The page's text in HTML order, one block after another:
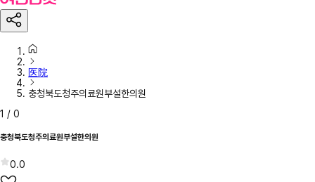
医院
충청북도청주의료원부설한의원
1 / 0
충청북도청주의료원부설한의원
0.0